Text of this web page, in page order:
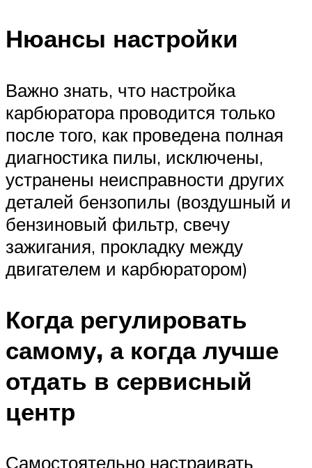
Нюансы настройки
Важно знать, что настройка
карбюратора проводится только
после того, как проведена полная
диагностика пилы, исключены,
устранены неисправности других
деталей бензопилы (воздушный и
бензиновый фильтр, свечу
зажигания, прокладку между
двигателем и карбюратором)
Когда регулировать
самому, а когда лучше
отдать в сервисный
центр
Самостоятельно настраивать